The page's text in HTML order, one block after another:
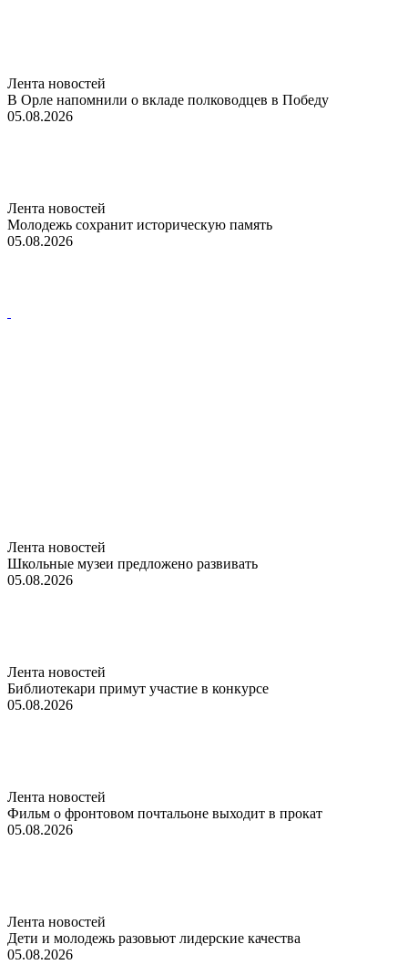
Лента новостей
В Орле напомнили о вкладе полководцев в Победу
05.08.2026
Лента новостей
Молодежь сохранит историческую память
05.08.2026
Лента новостей
Школьные музеи предложено развивать
05.08.2026
Лента новостей
Библиотекари примут участие в конкурсе
05.08.2026
Лента новостей
Фильм о фронтовом почтальоне выходит в прокат
05.08.2026
Лента новостей
Дети и молодежь разовьют лидерские качества
05.08.2026